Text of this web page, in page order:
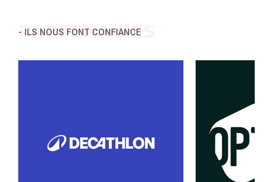
- ILS NOUS FONT CONFIANCE
PARTENAIRES